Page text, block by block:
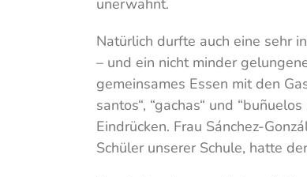
unerwähnt.
Natürlich durfte auch eine sehr
– und ein nicht minder
gemeinsames Essen mit den
santos“, “gachas“ und
Eindrücken. Frau Sánchez-
Schüler unserer Schule, hatte